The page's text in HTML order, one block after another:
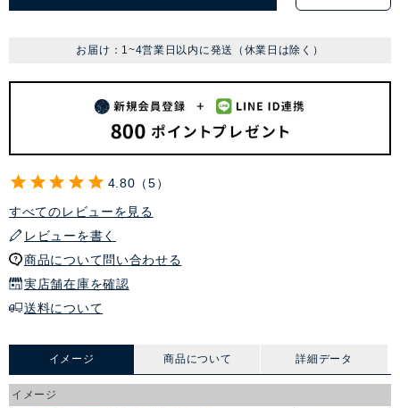
お届け：1~4営業日以内に発送（休業日は除く）
4.80
5
すべてのレビューを見る
レビューを書く
商品について問い合わせる
実店舗在庫を確認
送料について
イメージ 商品について 詳細データ
イメージ